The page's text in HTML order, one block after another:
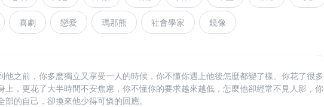
喜劇 戀愛 瑪那熊 社會學家 鏡像
他之前，你多麽獨立又享受一人的時候，你不懂你遇上他後怎麼都變了樣。你花了很多
上，更花了大半時間不安焦慮，你不懂你的要求越來越低，怎麼他卻經常不見人影，你
部的自己，卻換來他少得可憐的回應。